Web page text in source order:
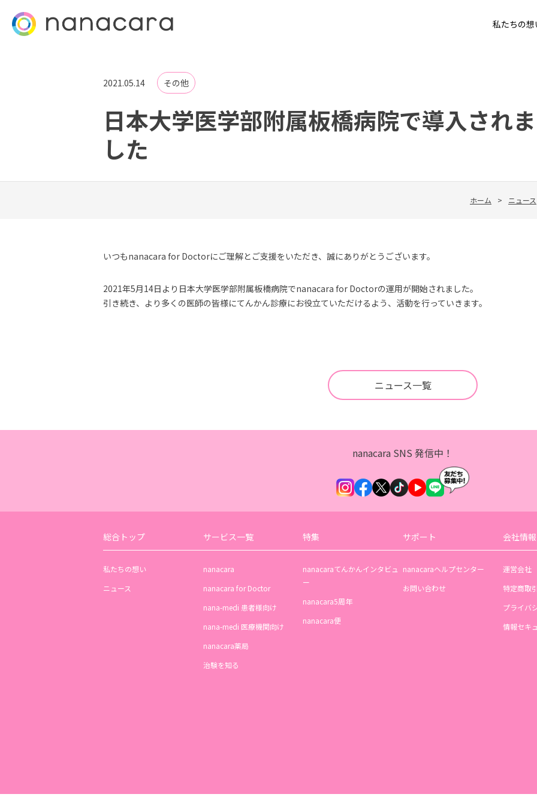
私たちの想
2021.05.14 その他
日本大学医学部附属板橋病院で導入されま
した
ホーム > ニュース
いつもnanacara for Doctorにご理解とご支援をいただき、誠にありがとうございます。
2021年5月14日より日本大学医学部附属板橋病院でnanacara for Doctorの運用が開始されました。
引き続き、より多くの医師の皆様にてんかん診療にお役立ていただけるよう、活動を行っていきます。
ニュース一覧
nanacara SNS 発信中！
総合トップ
私たちの想い
ニュース
サービス一覧
nanacara
nanacara for Doctor
nana-medi 患者様向け
nana-medi 医療機関向け
nanacara薬局
治験を知る
特集
nanacaraてんかんインタビュ
ー
nanacara5周年
nanacara便
サポート
nanacaraヘルプセンター
お問い合わせ
会社情
運営会社
特定商取
プライバ
情報セキ